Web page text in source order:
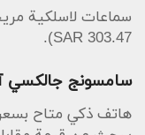
303.47 SAR).
سامسونج جالكسي